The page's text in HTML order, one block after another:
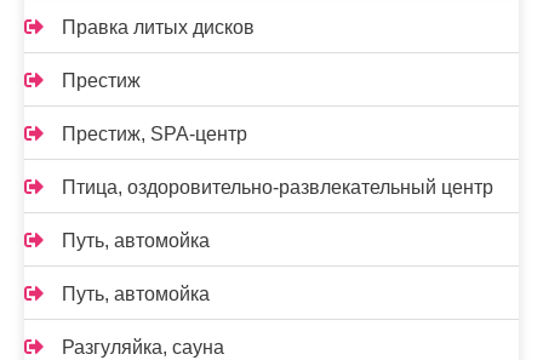
Правка литых дисков
Престиж
Престиж, SPA-центр
Птица, оздоровительно-развлекательный центр
Путь, автомойка
Путь, автомойка
Разгуляйка, сауна